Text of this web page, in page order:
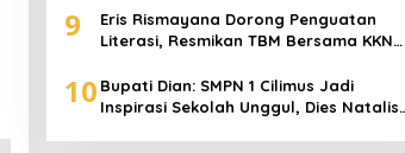
9
Eris Rismayana Dorong Penguatan
Literasi, Resmikan TBM Bersama KKN
10 Bupati Dian: SMPN 1 Cilimus Jadi
Inspirasi Sekolah Unggul, Dies Natalis